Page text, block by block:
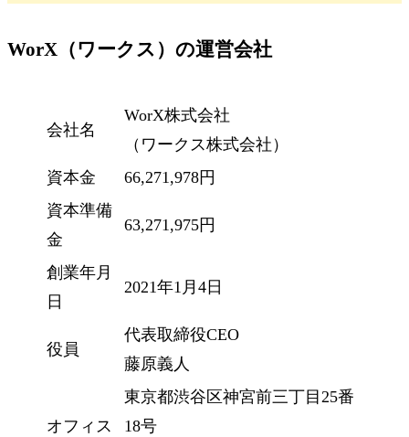
WorX（ワークス）の運営会社
会社名
WorX株式会社
（ワークス株式会社）
資本金
66,271,978円
資本準備
金
63,271,975円
創業年月
日
2021年1月4日
役員
代表取締役CEO
藤原義人
オフィス
東京都渋谷区神宮前三丁目25番
18号